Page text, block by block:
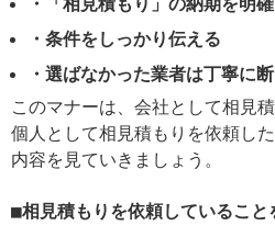
・「相見積もり」の納期を明
・条件をしっかり伝える
・選ばなかった業者は丁寧に
このマナーは、会社として相見
個人として相見積もりを依頼し
内容を見ていきましょう。
相見積もりを依頼していること